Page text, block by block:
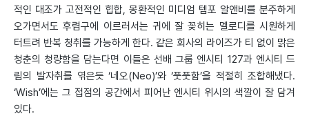
적인 대조가 고전적인 힙합, 몽환적인 미디엄 템포 알앤비를 분주하게
오가면서도 후렴구에 이르러서는 귀에 잘 꽂히는 멜로디를 시원하게
터트려 반복 청취를 가능하게 한다. 같은 회사의 라이즈가 티 없이 맑은
청춘의 청량함을 담는다면 이들은 선배 그룹 엔시티 127과 엔시티 드
림의 발자취를 엮은듯 ‘네오(Neo)’와 ‘풋풋함’을 적절히 조합해냈다.
‘Wish’에는 그 접점의 공간에서 피어난 엔시티 위시의 색깔이 잘 담겨
있다.